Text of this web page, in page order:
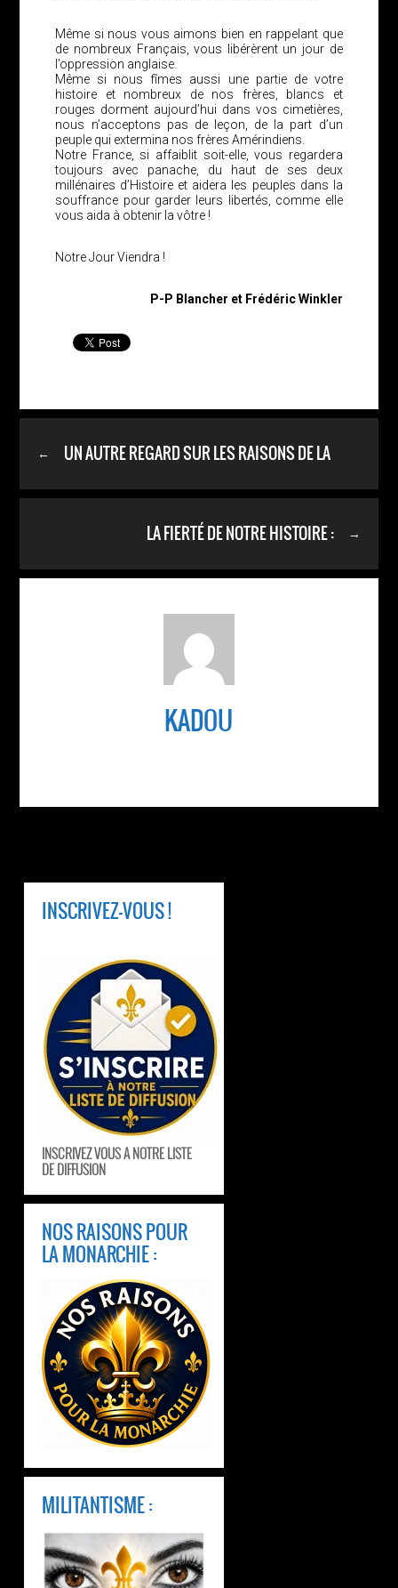
Même si nous vous aimons bien en rappelant que
de nombreux Français, vous libérèrent un jour de
l’oppression anglaise.
Même si nous fîmes aussi une partie de votre
histoire et nombreux de nos frères, blancs et
rouges dorment aujourd’hui dans vos cimetières,
nous n’acceptons pas de leçon, de la part d’un
peuple qui extermina nos frères Amérindiens.
Notre France, si affaiblit soit-elle, vous regardera
toujours avec panache, du haut de ses deux
millénaires d’Histoire et aidera les peuples dans la
souffrance pour garder leurs libertés, comme elle
vous aida à obtenir la vôtre !
Notre Jour Viendra !
P-P Blancher et Frédéric Winkler
← UN AUTRE REGARD SUR LES RAISONS DE LA
GUERRE EN LIBYE : →
LA FIERTÉ DE NOTRE HISTOIRE :
KADOU
INSCRIVEZ-VOUS !
INSCRIVEZ VOUS A NOTRE LISTE
DE DIFFUSION
NOS RAISONS POUR
LA MONARCHIE :
MILITANTISME :